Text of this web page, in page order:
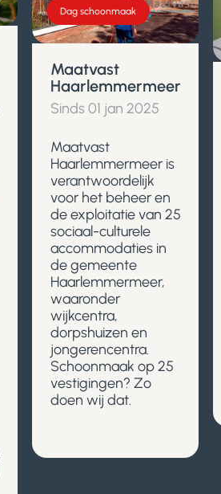
Dag schoonmaak
Maatvast
Haarlemmermeer
Sinds 01 jan 2025
Maatvast
Haarlemmermeer is
verantwoordelijk
voor het beheer en
de exploitatie van 25
sociaal-culturele
accommodaties in
de gemeente
Haarlemmermeer,
waaronder
wijkcentra,
dorpshuizen en
jongerencentra.
Schoonmaak op 25
vestigingen? Zo
doen wij dat.